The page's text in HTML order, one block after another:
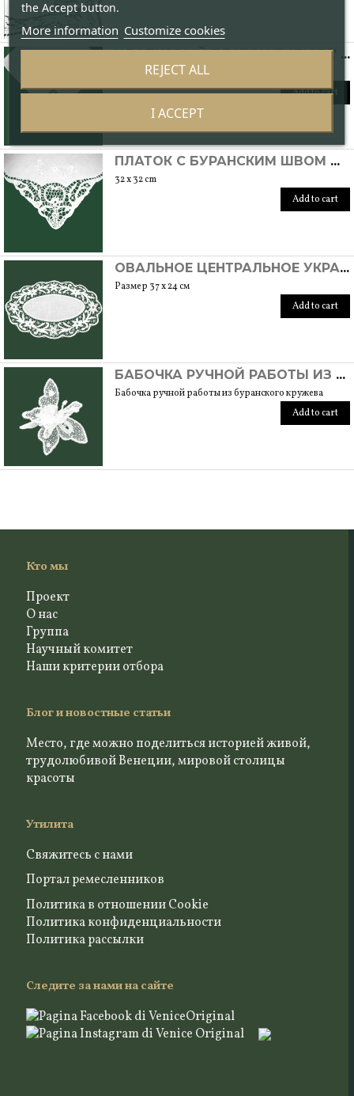
ХЛОПКОВЫЙ ПЛАТОК 'BATISTA' С КРУЖЕВОМ С БУРАНСКИМ ШВОМ
32 x 32 cm
Add to cart
ПЛАТОК С БУРАНСКИМ ШВОМ МОДЕЛЬ DAMINA
32 x 32 cm
Add to cart
ОВАЛЬНОЕ ЦЕНТРАЛЬНОЕ УКРАШЕНИЕ ИЗ БУРАНСКОГО КРУЖЕВА
Размер 37 x 24 см
Add to cart
БАБОЧКА РУЧНОЙ РАБОТЫ ИЗ БУРАНСКОГО КРУЖЕВА
Бабочка ручной работы из буранского кружева
Add to cart
Кто мы
Проект
О нас
Группа
Научный комитет
Наши критерии отбора
Блог и новостные статьи
Место, где можно поделиться историей живой,
трудолюбивой Венеции, мировой столицы
красоты
Утилита
Свяжитесь с нами
Портал ремесленников
Политика в отношении Cookie
Политика конфиденциальности
Политика рассылки
Следите за нами на сайте
the Accept button.
More information Customize cookies
REJECT ALL
I ACCEPT